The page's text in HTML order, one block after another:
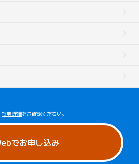
特典詳細をご確認ください。
でお申し込み